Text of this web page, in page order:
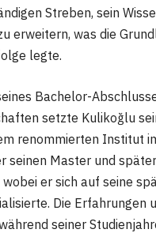
Streben, sein
erweitern, was die
legte.
Bachelor-
setzte Kulikoğlu
renommierten Institut
seinen Master und
er sich auf seine
Die Erfahrungen
seiner